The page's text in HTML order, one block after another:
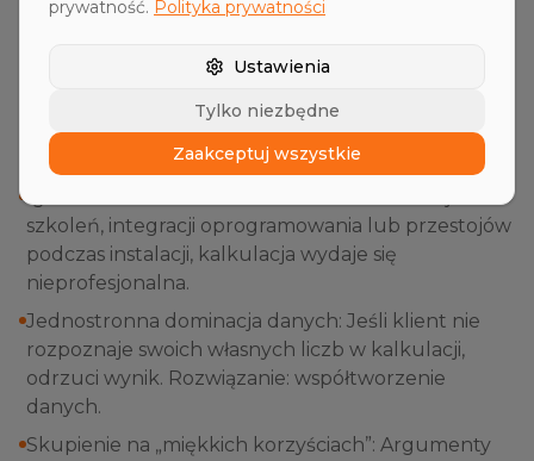
Unikaj tych pułapek, aby zachować swoją
wiarygodność:
Ignorowanie kosztów wdrożenia: Jeśli brakuje
szkoleń, integracji oprogramowania lub przestojów
podczas instalacji, kalkulacja wydaje się
nieprofesjonalna.
Jednostronna dominacja danych: Jeśli klient nie
rozpoznaje swoich własnych liczb w kalkulacji,
odrzuci wynik. Rozwiązanie: współtworzenie
danych.
Skupienie na „miękkich korzyściach”: Argumenty
prywatność. Polityka prywatności
Ustawienia
Tylko niezbędne
Zaakceptuj wszystkie